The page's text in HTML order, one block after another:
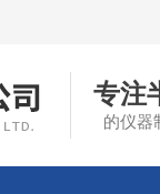
专注
的仪器